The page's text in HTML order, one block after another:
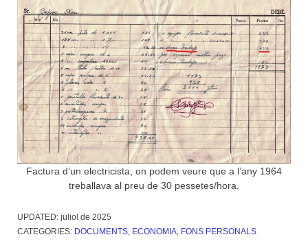
Factura d’un electricista, on podem veure que a l’any 1964
treballava al preu de 30 pessetes/hora.
UPDATED: juliol de 2025
CATEGORIES: DOCUMENTS ECONOMIA FONS PERSONALS